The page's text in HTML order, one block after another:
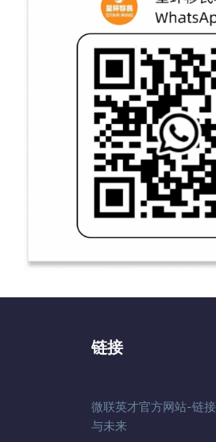
链接
微联英才官方网站-链
与未来